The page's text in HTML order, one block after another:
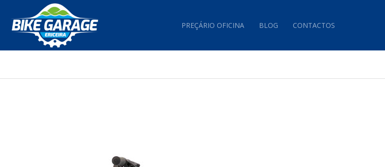
PREÇÁRIO OFICINA BLOG CONTACTOS